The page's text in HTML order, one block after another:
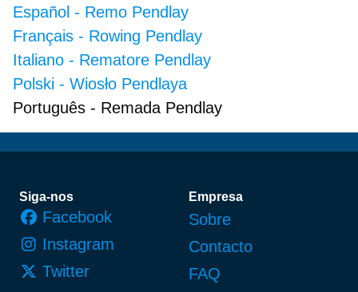
Español - Remo Pendlay
Français - Rowing Pendlay
Italiano - Rematore Pendlay
Polski - Wiosło Pendlaya
Português - Remada Pendlay
Rodapé
Siga-nos
Facebook
Instagram
Twitter
Empresa
Sobre
Contacto
FAQ